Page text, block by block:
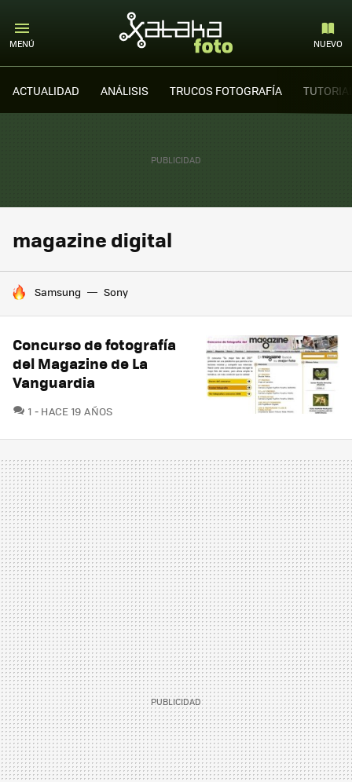
MENÚ NUEVO
ACTUALIDAD ANÁLISIS TRUCOS FOTOGRAFÍA
magazine digital
HOY SE HABLA DE
Samsung Sony
Concurso de fotografía
del Magazine de La
Vanguardia
1 COMENTARIOS
HACE 19 AÑOS